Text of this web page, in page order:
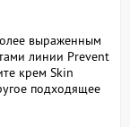
выраженным
линии Prevent
крем Skin
подходящее